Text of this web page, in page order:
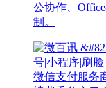
公协作、
制。